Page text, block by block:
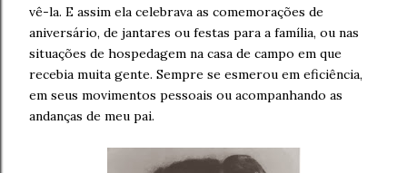
vê-la. E assim ela celebrava as comemorações de
aniversário, de jantares ou festas para a família, ou nas
situações de hospedagem na casa de campo em que
recebia muita gente. Sempre se esmerou em eficiência,
em seus movimentos pessoais ou acompanhando as
andanças de meu pai.